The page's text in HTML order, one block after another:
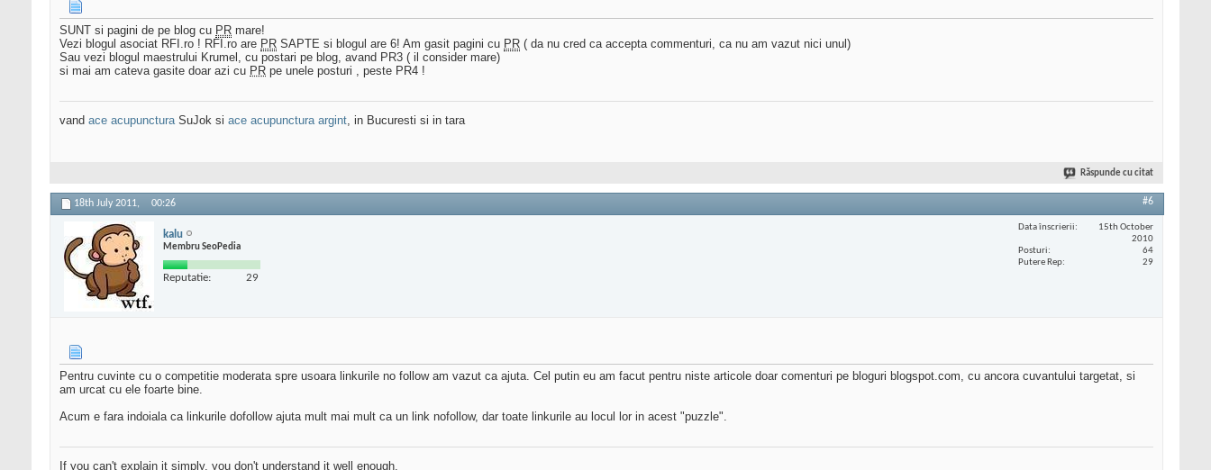
SUNT si pagini de pe blog cu PR mare!
Vezi blogul asociat RFI.ro ! RFI.ro are PR SAPTE si blogul are 6! Am gasit pagini cu PR ( da nu cred ca accepta commenturi, ca nu am vazut nici unul)
Sau vezi blogul maestrului Krumel, cu postari pe blog, avand PR3 ( il consider mare)
si mai am cateva gasite doar azi cu PR pe unele posturi , peste PR4 !
vand ace acupuncturaSuJok si ace acupunctura argint, in Bucuresti si in tara
Răspunde cu citat
18th July 2011, 00:26 #6
kalu
Membru SeoPedia
Reputatie: 29
Data înscrierii
15th October
2010
Posturi
64
Putere Rep
29
Pentru cuvinte cu o competitie moderata spre usoara linkurile no follow am vazut ca ajuta. Cel putin eu am facut pentru niste articole doar comenturi pe bloguri blogspot.com, cu ancora cuvantului targetat, si
am urcat cu ele foarte bine.
Acum e fara indoiala ca linkurile dofollow ajuta mult mai mult ca un link nofollow, dar toate linkurile au locul lor in acest "puzzle".
If you can't explain it simply, you don't understand it well enough.